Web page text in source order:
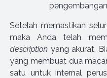
Setelah memastikan
maka Anda telah
description yang akurat.
yang membuat dua
satu untuk internal